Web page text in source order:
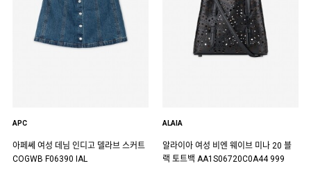
APC
아페쎄 여성 데님 인디고 델라브 스커트
COGWB F06390 IAL
ALAIA
알라이아 여성 비엔 웨이브 미나 20 블
랙 토트백 AA1S06720C0A44 999